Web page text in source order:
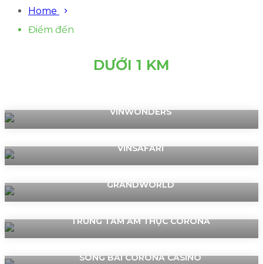
Home
Điểm đến
DƯỚI 1 KM
VINWONDERS
VINSAFARI
GRANDWORLD
TRUNG TÂM ẨM THỰC CORONA
SÒNG BÀI CORONA CASINO